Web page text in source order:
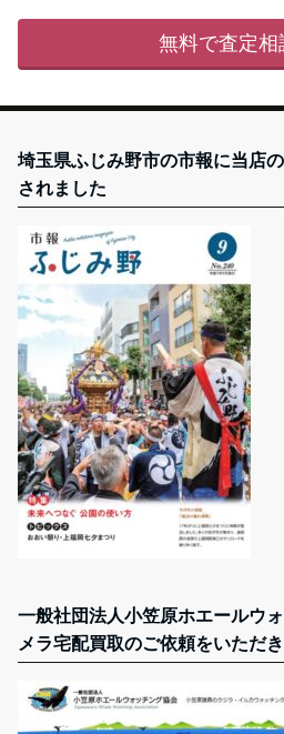
無料で査定相
埼玉県ふじみ野市の市報に当店
されました
一般社団法人小笠原ホエールウ
メラ宅配買取のご依頼をいただ